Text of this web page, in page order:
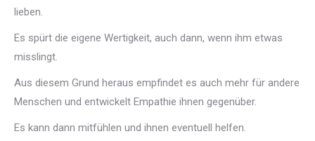
lieben.
Es spürt die eigene Wertigkeit, auch dann, wenn ihm etwas
misslingt.
Aus diesem Grund heraus empfindet es auch mehr für andere
Menschen und entwickelt Empathie ihnen gegenüber.
Es kann dann mitfühlen und ihnen eventuell helfen.